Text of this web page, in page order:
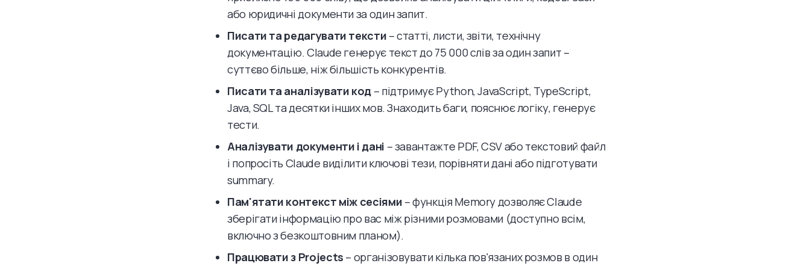
або юридичні документи за один запит.
Писати та редагувати тексти – статті, листи, звіти, технічну
документацію. Claude генерує текст до 75 000 слів за один запит –
суттєво більше, ніж більшість конкурентів.
Писати та аналізувати код – підтримує Python, JavaScript, TypeScript,
Java, SQL та десятки інших мов. Знаходить баги, пояснює логіку, генерує
тести.
Аналізувати документи і дані – завантажте PDF, CSV або текстовий файл
і попросіть Claude виділити ключові тези, порівняти дані або підготувати
summary.
Пам'ятати контекст між сесіями – функція Memory дозволяє Claude
зберігати інформацію про вас між різними розмовами (доступно всім,
включно з безкоштовним планом).
Працювати з Projects – організовувати кілька пов'язаних розмов в один